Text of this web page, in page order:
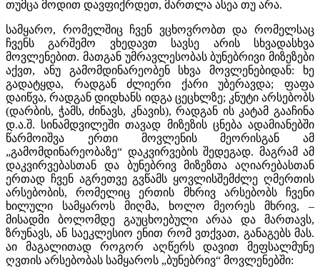
თუმცა მოდით დავფიქრდეთ, მართლა ასეა თუ არა.
სამყარო, რომელშიც ჩვენ ვცხოვრობთ და რომელსაც
ჩვენს გარშემო ვხედავთ სავსე არის სხვადასხვა
მოვლენებით. მათგან უმრავლესობას ბუნებრივი მიზეზები
აქვთ, ანუ გამომდინარეობენ სხვა მოვლენებიდან: ხე
გადატყდა, რადგან ძლიერი ქარი უბერავდა; ფაფა
დაიწვა, რადგან დიდხანს იდგა ცეცხლზე; კნუტი არსებობს
(დარბის, ჭამს, ძინავს, კნავის), რადგან ის კატამ გააჩინა
დ.ა.შ. სინამდვილეში თავად მიზეზის ცნება ადამიანებში
წარმოიშვა ერთი მოვლენის მეორისგან ამ
„გამომდინარეობაზე“ დაკვირვების შედეგად. მაგრამ ამ
დაკვირვებასთან და ბუნებრივ მიზეზთა აღიარებასთან
ერთად ჩვენ აგრეთვე გვწამს ყოვლისშემძლე ღმერთის
არსებობის, რომელიც ერთის მხრივ არსებობს ჩვენი
ხილული სამყაროს მიღმა, ხოლო მეორეს მხრივ, –
მისადმი ბოლომდე გაუცხოებული არაა და მართავს,
ზრუნავს, ან საეკლესიო ენით რომ ვთქვათ, განაგებს მას.
აი მაგალითად როგორ აღწერს დავით მეფსალმუნე
ღვთის არსებობას სამყაროს „ბუნებრივ“ მოვლენებში: